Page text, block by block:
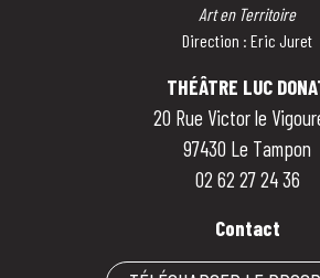
Art en Territoire
Direction : Eric Juret
THÉÂTRE LUC
20 Rue Victor le
97430 Le Tampon
02 62 27 24 36
Contact